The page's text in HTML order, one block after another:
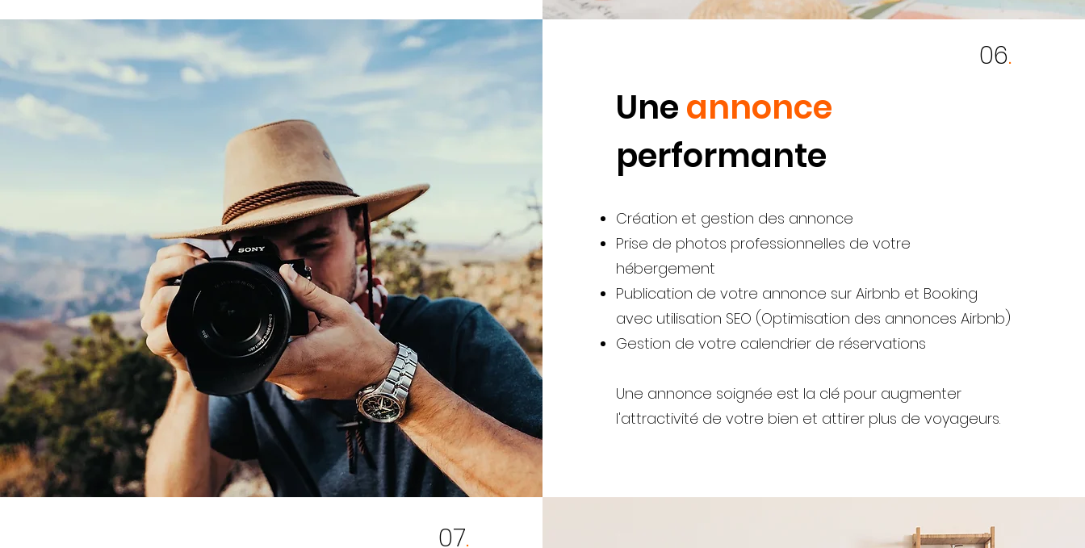
06.
Uneannonce
performante
Création et gestion des annonce
Prise de photos professionnelles de votre
hébergement
Publication de votre annonce sur Airbnb et Booking
avec utilisation SEO (Optimisation des annonces Airbnb)
Gestion de votre calendrier de réservations
Une annonce soignée est la clé pour augmenter
l'attractivité de votre bien et attirer plus de voyageurs.
07.